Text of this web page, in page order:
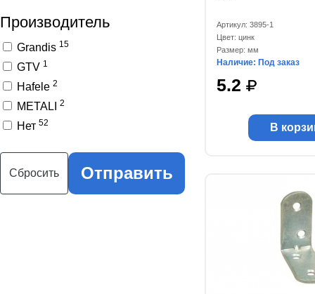
Производитель
Grandis 15
GTV 1
Hafele 2
METALI 2
Нет 52
Сбросить Отправить
Артикул: 3895-1
Цвет: цинк
Размер: мм
Наличие: Под заказ
5.2
В